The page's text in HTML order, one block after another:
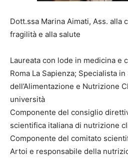
Dott.ssa Marina Aimati, Ass. alla
fragilità e alla salute
Laureata con lode in medicina e
Roma La Sapienza; Specialista
dell’Alimentazione e Nutrizione
università
Componente del consiglio
scientifica italiana di nutrizione
Componente del comitato
Artoi e responsabile della